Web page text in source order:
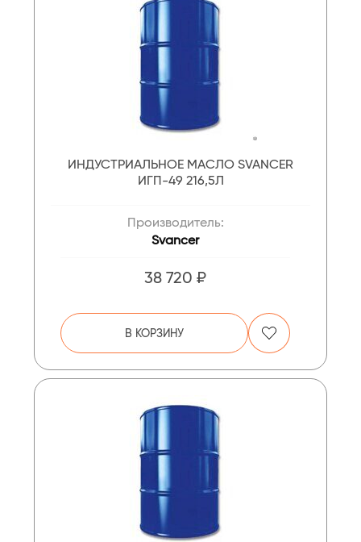
ИНДУСТРИАЛЬНОЕ МАСЛО SVANCER
ИГП-49 216,5Л
Производитель:
Svancer
38 720 ₽
В КОРЗИНУ